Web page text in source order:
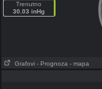
Trenutno
30.03 inHg
Grafovi - Prognoza - mapa